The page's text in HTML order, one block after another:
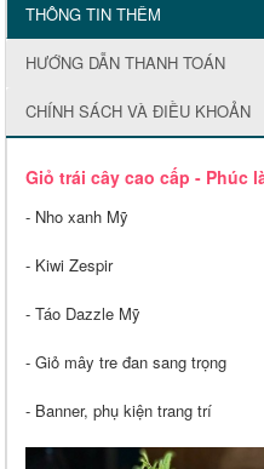
THÔNG TIN THÊM
HƯỚNG DẪN THANH TOÁN
CHÍNH SÁCH VÀ ĐIỀU KHOẢN
Giỏ trái cây cao cấp - Phúc
- Nho xanh Mỹ
- Kiwi Zespir
- Táo Dazzle Mỹ
- Giỏ mây tre đan sang trọng
- Banner, phụ kiện trang trí